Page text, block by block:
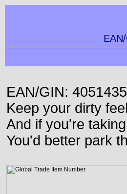
EAN/GIN:
Keep your dirty
And if you're
You'd better park